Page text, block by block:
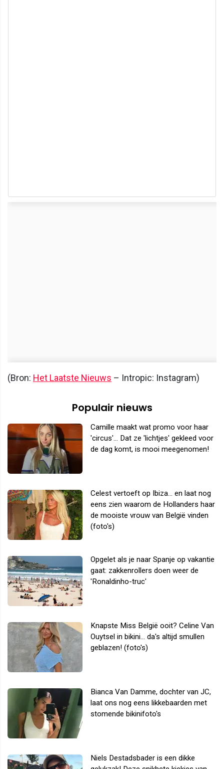
(Bron: Het Laatste Nieuws – Intropic: Instagram)
Populair nieuws
Camille maakt wat promo voor haar
'circus'... Dat ze 'lichtjes' gekleed voor
de dag komt, is mooi meegenomen!
Celest vertoeft op Ibiza... en laat nog
eens zien waarom de Hollanders haar
de mooiste vrouw van België vinden
(foto's)
Opgelet als je naar Spanje op vakantie
gaat: zakkenrollers doen weer de
'Ronaldinho-truc'
Knapste Miss België ooit? Celine Van
Ouytsel in bikini... da's altijd smullen
geblazen! (foto's)
Bianca Van Damme, dochter van JC,
laat ons nog eens likkebaarden met
stomende bikinifoto's
Niels Destadsbader is een dikke